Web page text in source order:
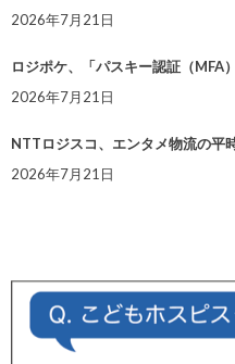
2026年7月21日
ロジポケ、「パスキー認証（MFA
2026年7月21日
NTTロジスコ、エンタメ物流の
2026年7月21日